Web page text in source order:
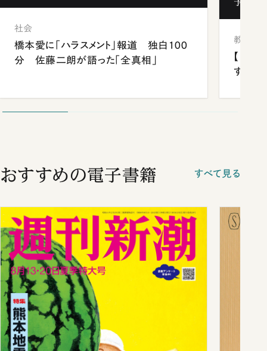
社会
橋本愛に「ハラスメント」報道 独白100
分 佐藤二朗が語った「全真相」
予備校
教育
【中国
する“
おすすめの電子書籍 すべて見る